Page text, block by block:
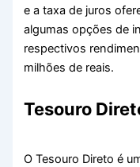
e a taxa de juros
algumas opções de
respectivos
milhões de reais.
Tesouro
O Tesouro Direto é